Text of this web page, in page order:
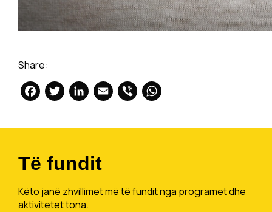
Share:
Facebook
Twitter
LinkedIn
Email
Viber
Të fundit
Këto janë zhvillimet më të fundit nga programet dhe
aktivitetet tona.